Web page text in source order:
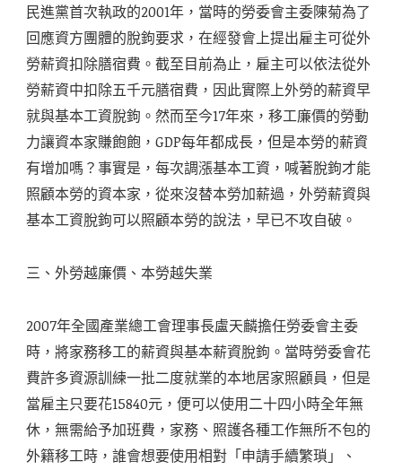
民進黨首次執政的2001年，當時的勞委會主委陳菊為了
回應資方團體的脫鉤要求，在經發會上提出雇主可從外
勞薪資扣除膳宿費。截至目前為止，雇主可以依法從外
勞薪資中扣除五千元膳宿費，因此實際上外勞的薪資早
就與基本工資脫鉤。然而至今17年來，移工廉價的勞動
力讓資本家賺飽飽，GDP每年都成長，但是本勞的薪資
有增加嗎？事實是，每次調漲基本工資，喊著脫鉤才能
照顧本勞的資本家，從來沒替本勞加薪過，外勞薪資與
基本工資脫鉤可以照顧本勞的說法，早已不攻自破。
三、外勞越廉價、本勞越失業
2007年全國產業總工會理事長盧天麟擔任勞委會主委
時，將家務移工的薪資與基本薪資脫鉤。當時勞委會花
費許多資源訓練一批二度就業的本地居家照顧員，但是
當雇主只要花15840元，便可以使用二十四小時全年無
休，無需給予加班費，家務、照護各種工作無所不包的
外籍移工時，誰會想要使用相對「申請手續繁瑣」、